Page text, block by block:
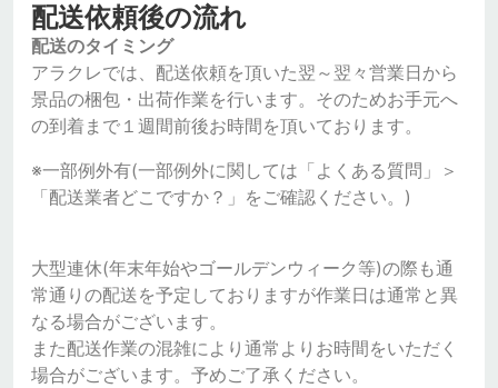
配送依頼後の流れ
配送のタイミング
アラクレでは、配送依頼を頂いた翌～翌々営業日から
景品の梱包・出荷作業を行います。そのためお手元へ
の到着まで１週間前後お時間を頂いております。
※一部例外有(一部例外に関しては「よくある質問」＞
「配送業者どこですか？」をご確認ください。)
大型連休(年末年始やゴールデンウィーク等)の際も通
常通りの配送を予定しておりますが作業日は通常と異
なる場合がございます。
また配送作業の混雑により通常よりお時間をいただく
場合がございます。予めご了承ください。